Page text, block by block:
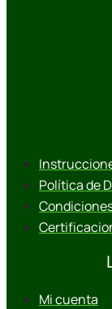
Política de
Mi cuenta